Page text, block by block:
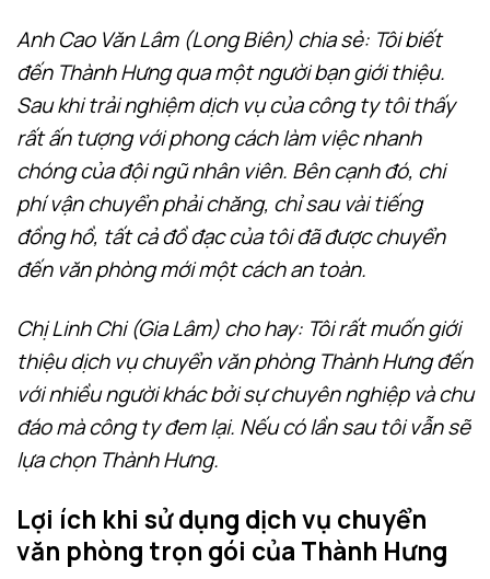
Anh Cao Văn Lâm (Long Biên) chia sẻ: Tôi biết
đến Thành Hưng qua một người bạn giới thiệu.
Sau khi trải nghiệm dịch vụ của công ty tôi thấy
rất ấn tượng với phong cách làm việc nhanh
chóng của đội ngũ nhân viên. Bên cạnh đó, chi
phí vận chuyển phải chăng, chỉ sau vài tiếng
đồng hồ, tất cả đồ đạc của tôi đã được chuyển
đến văn phòng mới một cách an toàn.
Chị Linh Chi (Gia Lâm) cho hay: Tôi rất muốn giới
thiệu dịch vụ chuyển văn phòng Thành Hưng đến
với nhiều người khác bởi sự chuyên nghiệp và chu
đáo mà công ty đem lại. Nếu có lần sau tôi vẫn sẽ
lựa chọn Thành Hưng.
Lợi ích khi sử dụng dịch vụ chuyển
văn phòng trọn gói của Thành Hưng